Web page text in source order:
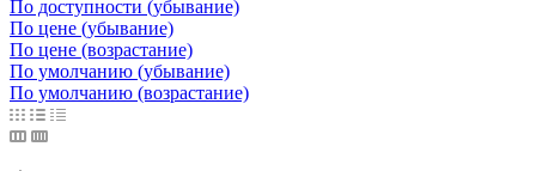
По доступности (убывание)
По цене (убывание)
По цене (возрастание)
По умолчанию (убывание)
По умолчанию (возрастание)